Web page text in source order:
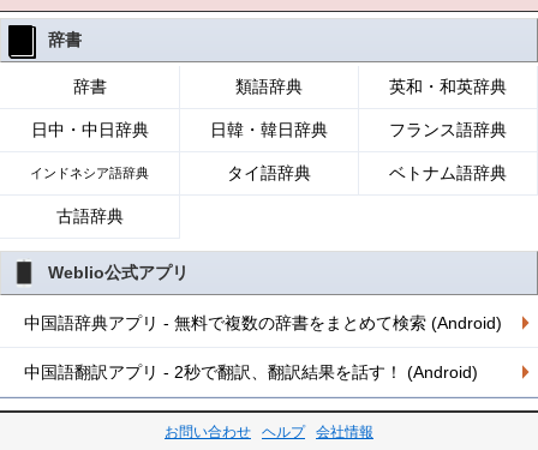
辞書
辞書 類語辞典 英和・和英辞典
日中・中日辞典 日韓・韓日辞典 フランス語辞典
インドネシア語辞典 タイ語辞典 ベトナム語辞典
古語辞典
Weblio公式アプリ
中国語辞典アプリ - 無料で複数の辞書をまとめて検索 (Android)
中国語翻訳アプリ - 2秒で翻訳、翻訳結果を話す！ (Android)
お問い合わせ ヘルプ 会社情報